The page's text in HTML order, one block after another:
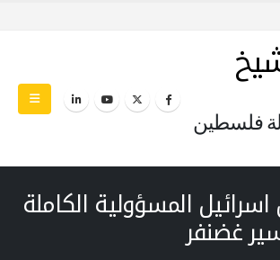
فلسطين
المسؤولية الكاملة
غضنفر